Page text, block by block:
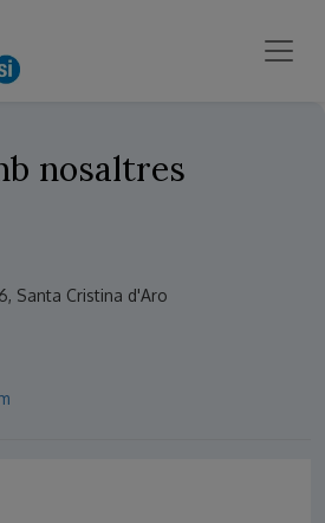
nosaltres
Santa Cristina d'Aro